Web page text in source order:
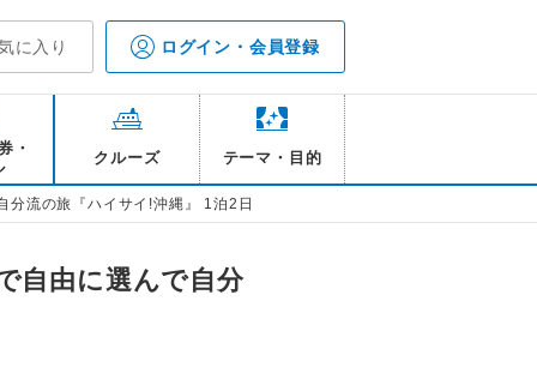
に入り ログイン・会員登録
・
クルーズ テーマ・目的
分流の旅『ハイサイ!沖縄』 1泊2日
自由に選んで自分